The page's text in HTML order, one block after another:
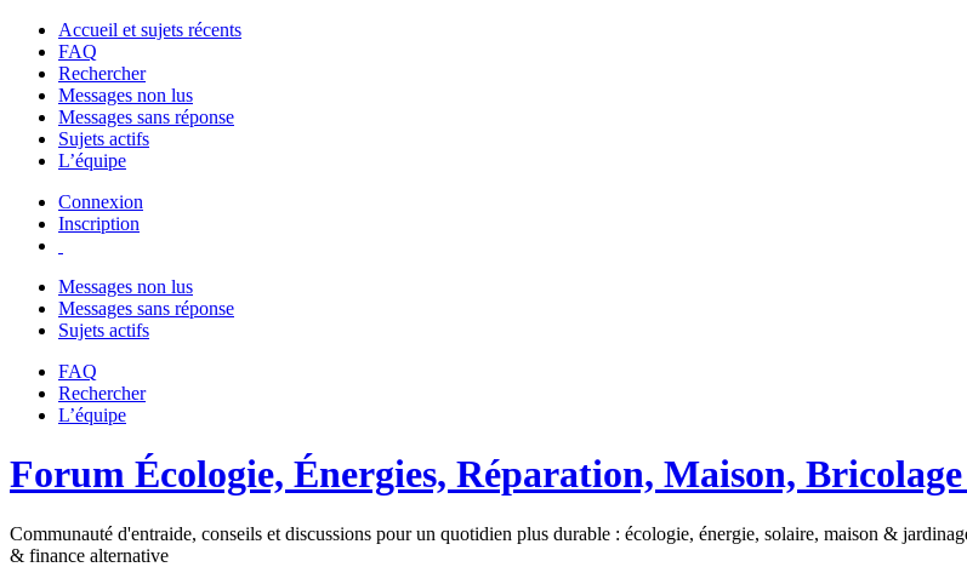
Accueil et sujets récents
FAQ
Rechercher
Messages non lus
Messages sans réponse
Sujets actifs
L’équipe
Connexion
Inscription
Messages non lus
Messages sans réponse
Sujets actifs
FAQ
Rechercher
L’équipe
Forum Écologie, Énergies, Réparation, Maison,
Communauté d'entraide, conseils et discussions pour un quotidien plus durable : écologie, énergie, solaire, maison &
& finance alternative